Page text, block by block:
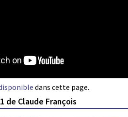
dans cette page.
de Claude François